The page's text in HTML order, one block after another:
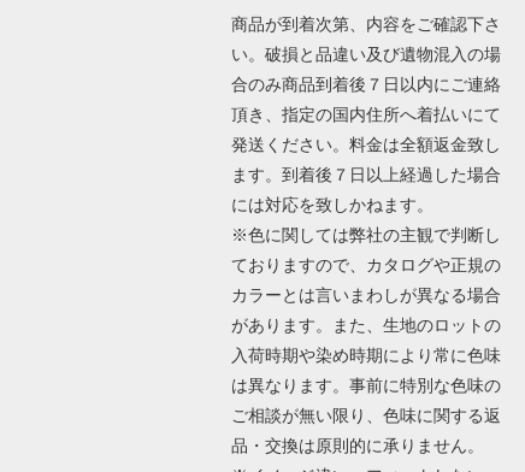
商品が到着次第、内容をご確認下さ
い。破損と品違い及び遺物混入の場
合のみ商品到着後７日以内にご連絡
頂き、指定の国内住所へ着払いにて
発送ください。料金は全額返金致し
ます。到着後７日以上経過した場合
には対応を致しかねます。
※色に関しては弊社の主観で判断し
ておりますので、カタログや正規の
カラーとは言いまわしが異なる場合
があります。また、生地のロットの
入荷時期や染め時期により常に色味
は異なります。事前に特別な色味の
ご相談が無い限り、色味に関する返
品・交換は原則的に承りません。